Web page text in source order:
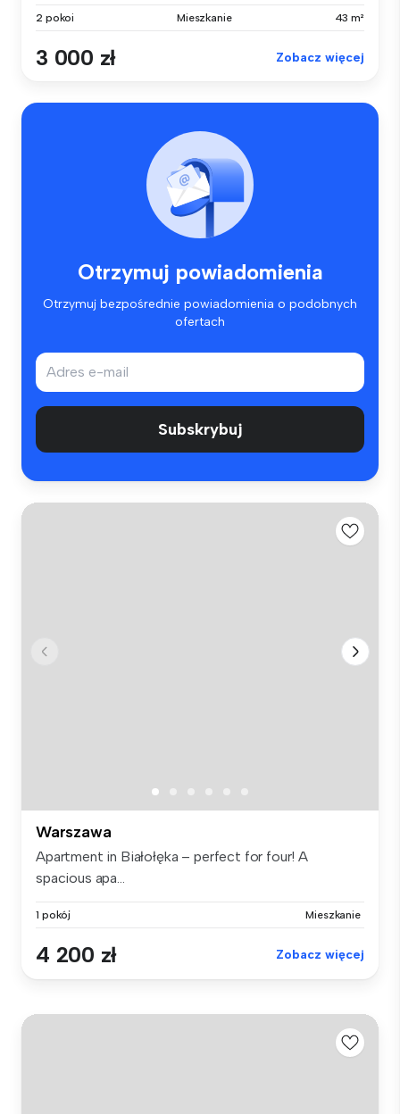
2 pokoi Mieszkanie 43 m²
3 000 zł Zobacz więcej
Otrzymuj powiadomienia
Otrzymuj bezpośrednie powiadomienia o podobnych
ofertach
Subskrybuj
Warszawa
Apartment in Białołęka – perfect for four! A
spacious apa...
1 pokój Mieszkanie
4 200 zł Zobacz więcej